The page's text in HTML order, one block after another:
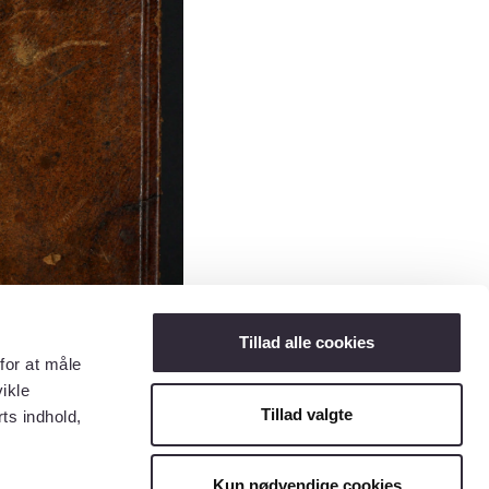
at måle
indhold,
Tillad alle cookies
Tillad valgte
Kun nødvendige cookies